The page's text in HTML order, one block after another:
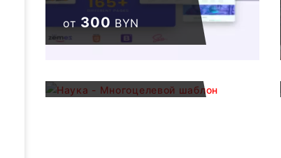
от 300 BYN
Наука -
Многоцелевой
шаблон